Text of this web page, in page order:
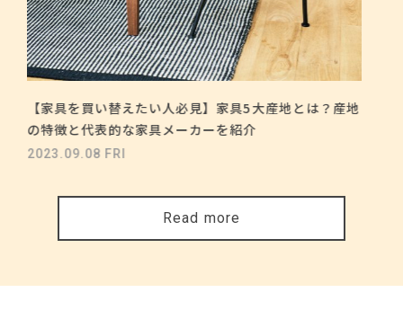
【家具を買い替えたい人必見】家具5大産地とは？産地
の特徴と代表的な家具メーカーを紹介
2023.09.08 FRI
Read more